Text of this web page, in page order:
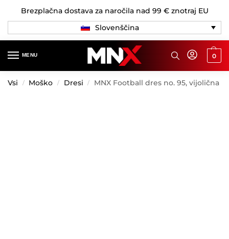
Brezplačna dostava za naročila nad 99 € znotraj EU
Slovenščina
MENU 0
Vsi / Moško / Dresi / MNX Football dres no. 95, vijolična